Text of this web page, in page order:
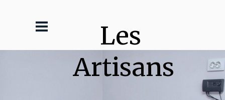
Les
Artisans